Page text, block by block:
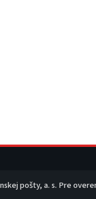
pošty, a. s. Pre